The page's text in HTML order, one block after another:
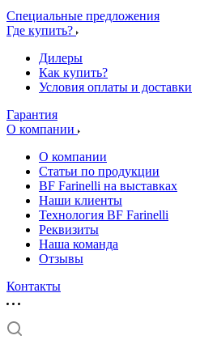
Специальные предложения
Где купить?
Дилеры
Как купить?
Условия оплаты и доставки
Гарантия
О компании
О компании
Статьи по продукции
BF Farinelli на выставках
Наши клиенты
Технология BF Farinelli
Реквизиты
Наша команда
Отзывы
Контакты